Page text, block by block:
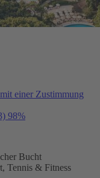
einer Zustimmung
98%
Bucht
Tennis & Fitness